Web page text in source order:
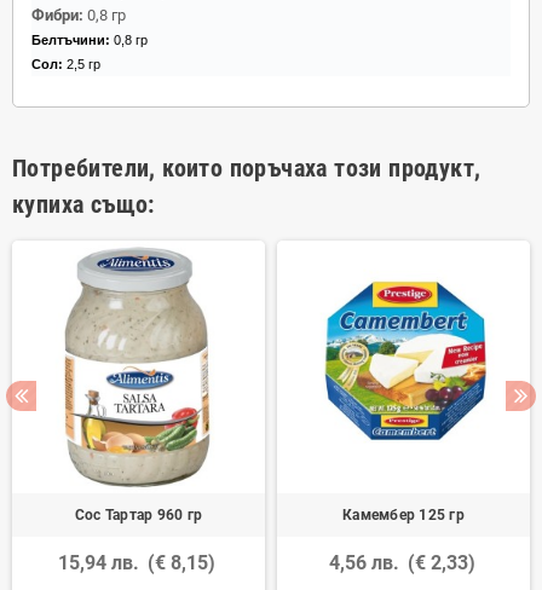
Фибри: 0,8 гр
Белтъчини: 0,8 гр
Сол: 2,5 гр
Потребители, които поръчаха този продукт,
купиха също:
Сос Тартар 960 гр
15,94 лв. (€ 8,15)
Камембер 125 гр
4,56 лв. (€ 2,33)